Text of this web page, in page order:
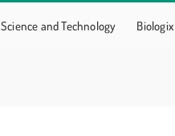
Science and Technology